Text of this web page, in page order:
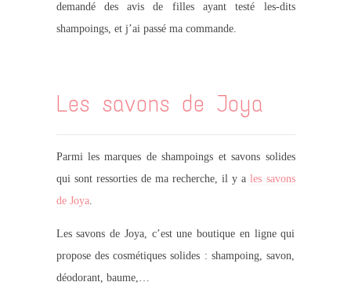
demandé des avis de filles ayant testé les-dits
shampoings, et j’ai passé ma commande.
Les savons de Joya
Parmi les marques de shampoings et savons solides
qui sont ressorties de ma recherche, il y ales savons
de Joya.
Les savons de Joya, c’est une boutique en ligne qui
propose des cosmétiques solides : shampoing, savon,
déodorant, baume,…